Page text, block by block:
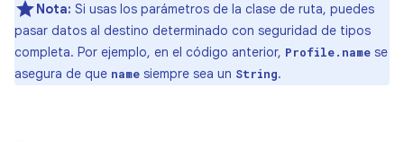
Nota: Si usas los parámetros de la clase de ruta, puedes
pasar datos al destino determinado con seguridad de tipos
completa. Por ejemplo, en el código anterior, Profile.name se
asegura de que name siempre sea un String.